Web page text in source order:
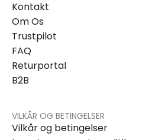
Kontakt
Om Os
Trustpilot
FAQ
Returportal
B2B
VILKÅR OG BETINGELSER
Vilkår og betingelser